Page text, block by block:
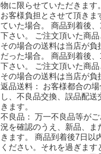
物に限らせていただきます
お客様負担とさせて頂きま
ていた場合。 商品到着後
下さい。 ご注文頂いた商
その場合の送料は当店が負
だった場合。 商品到着後
下さい。 ご注文頂いた商
その場合の送料は当店が負
返品送料： お客様都合の
し、不良品交換、誤品配
きます。
不良品： 万一不良品等が
況を確認のうえ、新品、
きます。 商品到着後7日以
ください。それを過ぎま